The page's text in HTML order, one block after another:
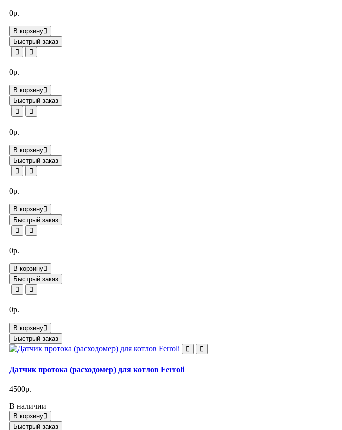
0р.
В корзину
Быстрый заказ
0р.
В корзину
Быстрый заказ
0р.
В корзину
Быстрый заказ
0р.
В корзину
Быстрый заказ
0р.
В корзину
Быстрый заказ
0р.
В корзину
Быстрый заказ
Датчик протока (расходомер) для котлов Ferroli
4500р.
В наличии
В корзину
Быстрый заказ